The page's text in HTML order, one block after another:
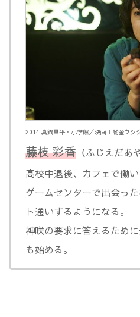
2014 真鍋昌平・小学館／映画「闇金ウシ
藤枝 彩香 （ふじえだあ
高校中退後、カフェで働い
ゲームセンターで出会っ
ト通いするようになる。
神咲の要求に答えるため
も始める。